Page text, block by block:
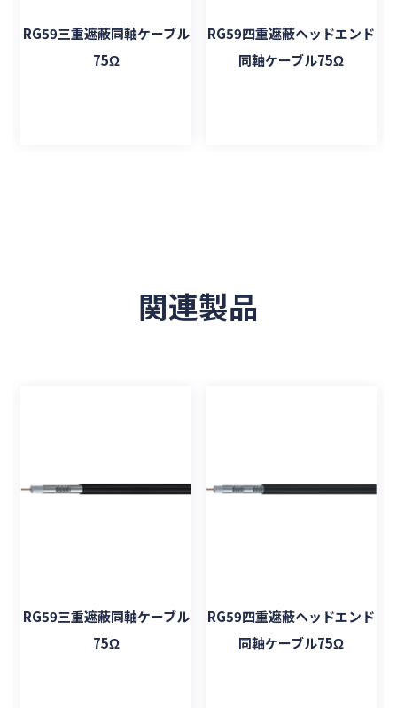
RG59三重遮蔽同軸ケーブル
75Ω
RG59四重遮蔽ヘッドエンド
同軸ケーブル75Ω
関連製品
RG59三重遮蔽同軸ケーブル
75Ω
RG59四重遮蔽ヘッドエンド
同軸ケーブル75Ω